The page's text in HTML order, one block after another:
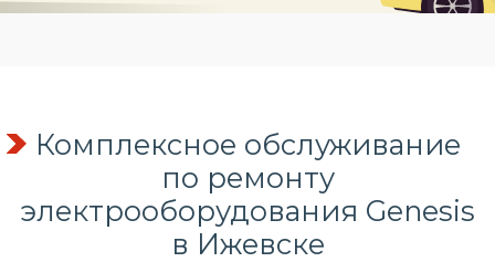
Комплексное обслуживание
по ремонту
электрооборудования Genesis
в Ижевске